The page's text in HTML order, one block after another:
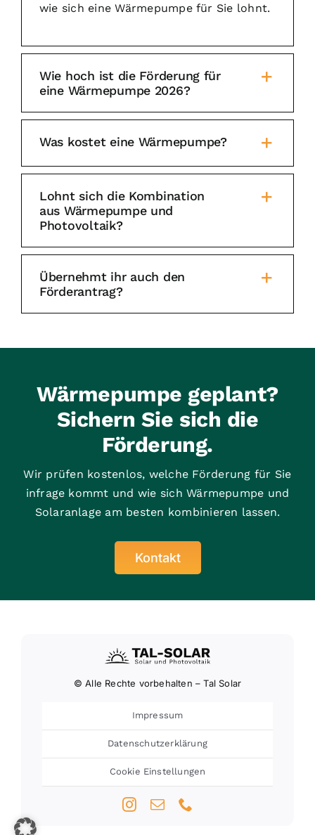
wie sich eine Wärmepumpe für Sie lohnt.
Wie hoch ist die Förderung für
eine Wärmepumpe 2026?
Was kostet eine Wärmepumpe?
Lohnt sich die Kombination
aus Wärmepumpe und
Photovoltaik?
Übernehmt ihr auch den
Förderantrag?
Wärmepumpe geplant?
Sichern Sie sich die
Förderung.
Wir prüfen kostenlos, welche Förderung für Sie
infrage kommt und wie sich Wärmepumpe und
Solaranlage am besten kombinieren lassen.
Kontakt
© Alle Rechte vorbehalten – Tal Solar
Impressum
Datenschutzerklärung
Cookie Einstellungen